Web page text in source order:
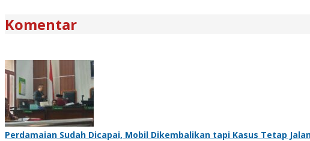
Komentar
Perdamaian Sudah Dicapai, Mobil Dikembalikan tapi Kasus Tetap